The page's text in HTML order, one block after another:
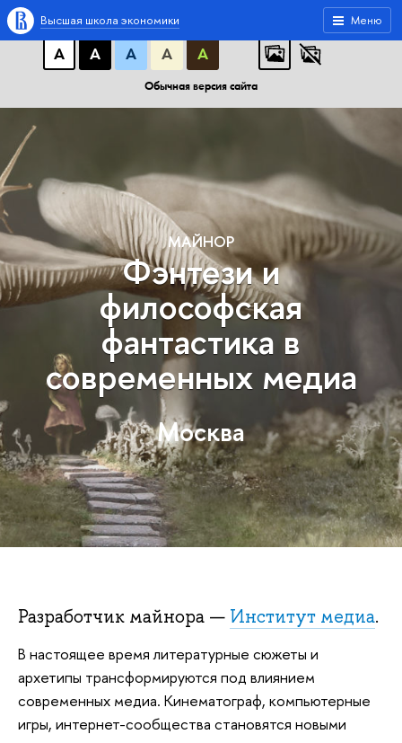
A A A АБB
АБB
А
А А А А
Обычная версия сайта
Меню
Высшая школа экономики
МАЙНОР
Фэнтези и
философская
фантастика в
современных медиа
Москва
Разработчик майнора — Институт медиа.
В настоящее время литературные сюжеты и
архетипы трансформируются под влиянием
современных медиа. Кинематограф, компьютерные
игры, интернет-сообщества становятся новыми